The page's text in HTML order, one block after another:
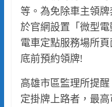
等。為免除車主領
於官網設置「微型
電車定點服務場所
底前預約領牌!
高雄市區監理所提
定掛牌上路者，最